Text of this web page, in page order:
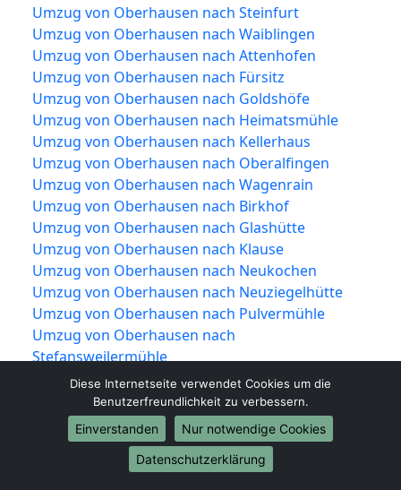
Umzug von Oberhausen nach Steinfurt
Umzug von Oberhausen nach Waiblingen
Umzug von Oberhausen nach Attenhofen
Umzug von Oberhausen nach Fürsitz
Umzug von Oberhausen nach Goldshöfe
Umzug von Oberhausen nach Heimatsmühle
Umzug von Oberhausen nach Kellerhaus
Umzug von Oberhausen nach Oberalfingen
Umzug von Oberhausen nach Wagenrain
Umzug von Oberhausen nach Birkhof
Umzug von Oberhausen nach Glashütte
Umzug von Oberhausen nach Klause
Umzug von Oberhausen nach Neukochen
Umzug von Oberhausen nach Neuziegelhütte
Umzug von Oberhausen nach Pulvermühle
Umzug von Oberhausen nach
Stefansweilermühle
Umzug von Oberhausen nach Hahnenberg
Umzug von Oberhausen nach Hammerstadt
Umzug von Oberhausen nach Hofherrnweiler
Umzug von Oberhausen nach Lauchhof
Umzug von Oberhausen nach Mädle
Diese Internetseite verwendet Cookies um die
Benutzerfreundlichkeit zu verbessern.
Einverstanden
Nur notwendige Cookies
Datenschutzerklärung